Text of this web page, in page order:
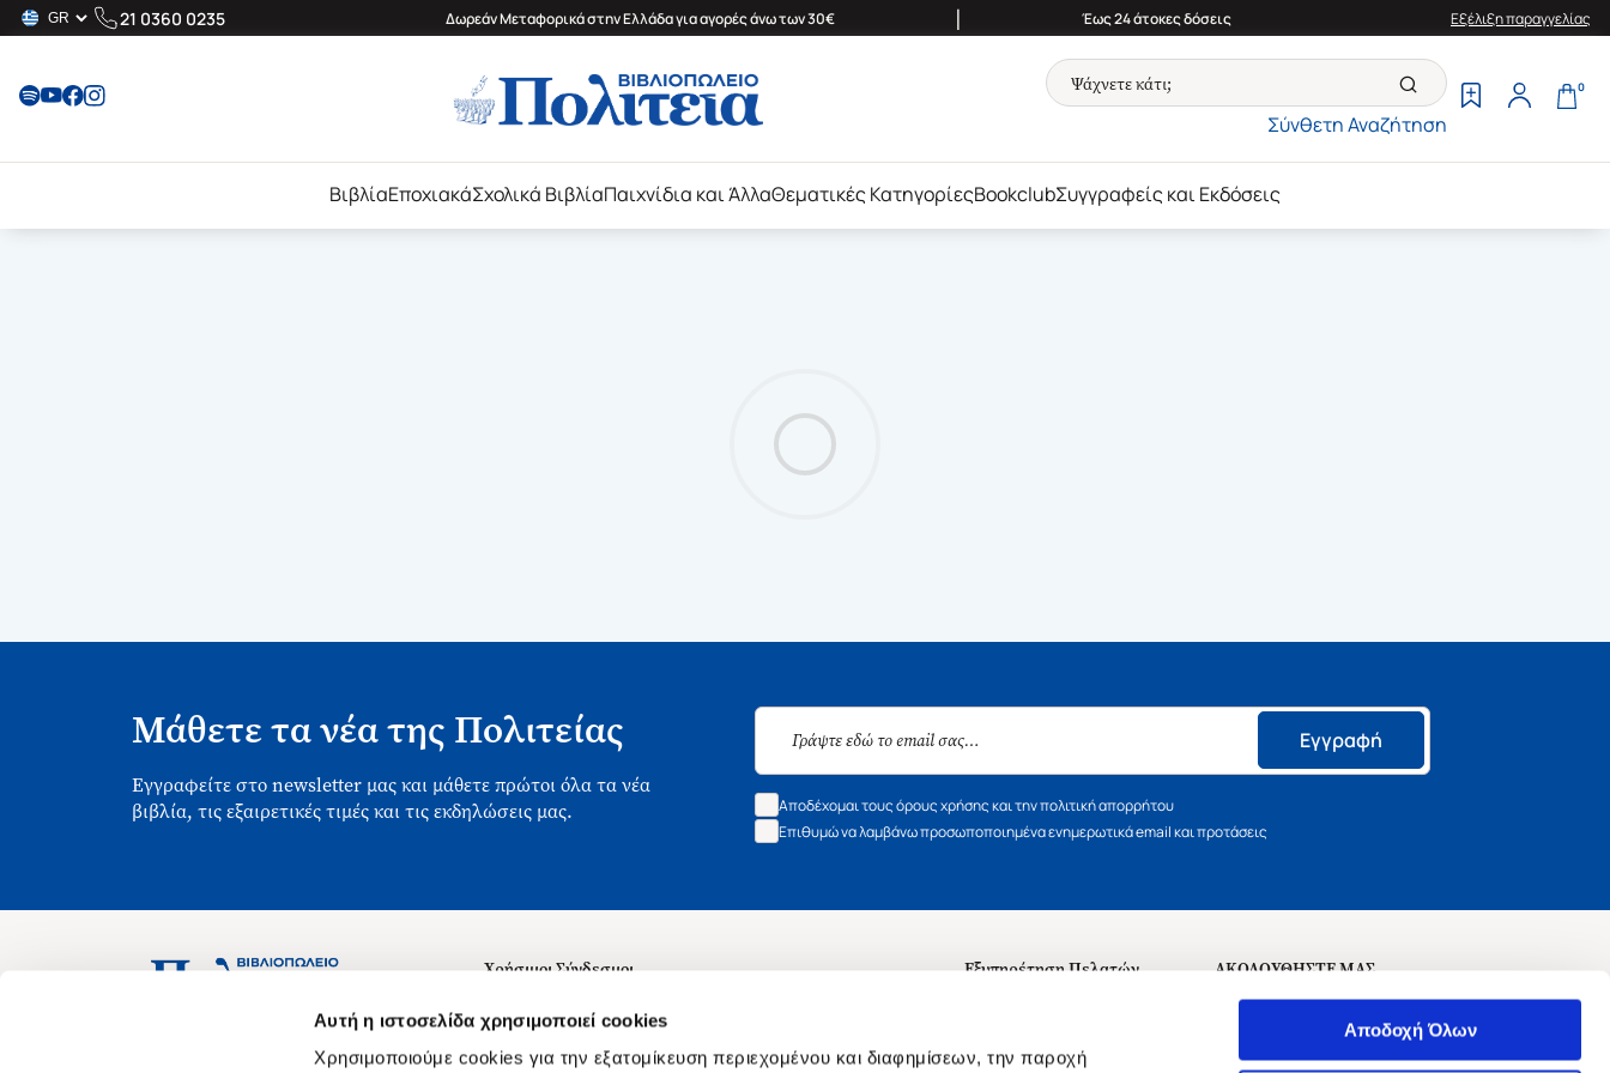
Αυτή η ιστοσελίδα χρησιμοποιεί cookies
Χρησιμοποιούμε cookies για την εξατομίκευση περιεχομένου και διαφημίσεων, την παροχή
Αποδοχή Όλων
21 0360 0235 Δωρεάν Μεταφορικά στην Ελλάδα για αγορές άνω των 30€ | Έως 24 άτοκες δόσεις Εξέλιξη παραγγελίας
Σύνθετη Αναζήτηση
0
ΒιβλίαΕποχιακάΣχολικά ΒιβλίαΠαιχνίδια και ΆλλαΘεματικές ΚατηγορίεςBookclubΣυγγραφείς και Εκδόσεις
Μάθετε τα νέα της Πολιτείας
Εγγραφείτε στο newsletter μας και μάθετε πρώτοι όλα τα νέα
βιβλία, τις εξαιρετικές τιμές και τις εκδηλώσεις μας.
Εγγραφή
Αποδέχομαι τους όρους χρήσης και την πολιτική απορρήτου
Επιθυμώ να λαμβάνω προσωποποιημένα ενημερωτικά email και προτάσεις
Ασκληπιού 1-3, Αθήνα 106 79
Χρήσιμοι Σύνδεσμοι
Σχετικά με εμάς
Θέσεις Εργασίας
Εξυπηρέτηση Πελατών
ΑΚΟΛΟΥΘΗΣΤΕ ΜΑΣ